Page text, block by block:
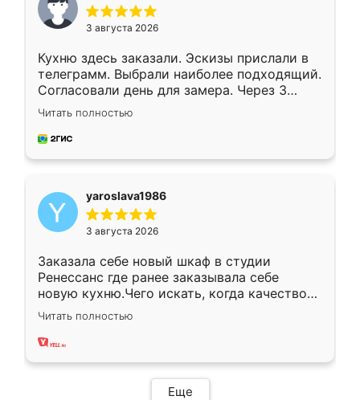
3 августа 2026
Кухню здесь заказали. Эскизы прислали в
телеграмм. Выбрали наиболее подходящий.
Согласовали день для замера. Через 3
недели кухня была уже готова. Остались
довольны работой. Спасибо Ренессанс
мебель за качественную работу!
Читать полностью
yaroslava1986
3 августа 2026
Заказала себе новый шкаф в студии
Ренессанс где ранее заказывала себе
новую кухню.Чего искать, когда качеством
вполне довольна. Служит кухня уже почти
два года, нареканий нет.
Читать полностью
Еще